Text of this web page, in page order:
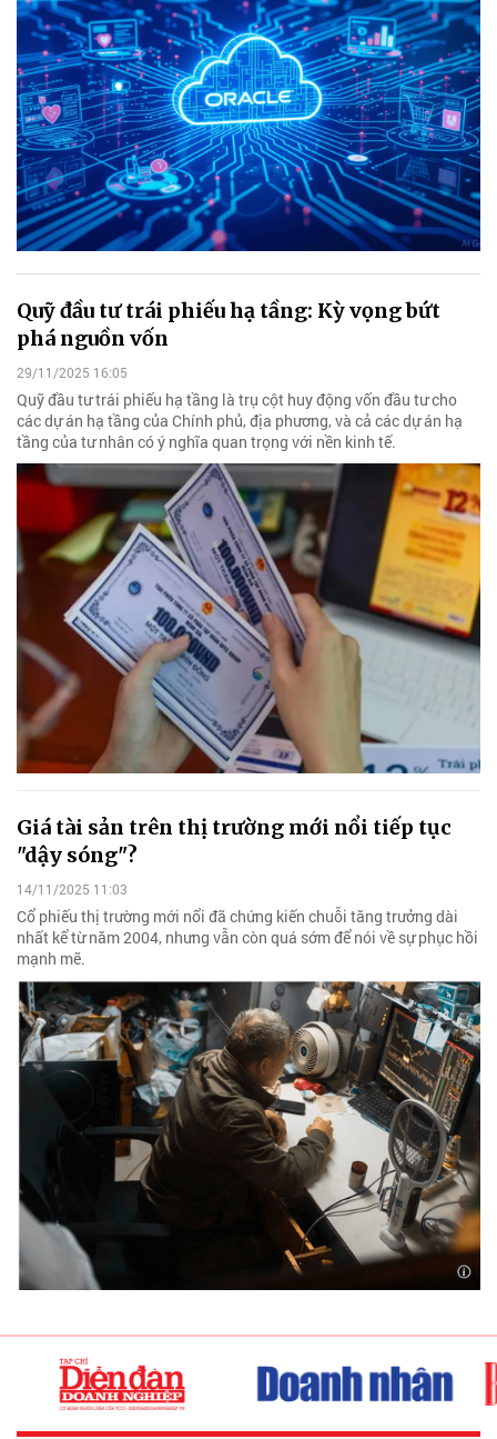
Quỹ đầu tư trái phiếu hạ tầng: Kỳ vọng bứt
phá nguồn vốn
29/11/2025 16:05
Quỹ đầu tư trái phiếu hạ tầng là trụ cột huy động vốn đầu tư cho
các dự án hạ tầng của Chính phủ, địa phương, và cả các dự án hạ
tầng của tư nhân có ý nghĩa quan trọng với nền kinh tế.
Giá tài sản trên thị trường mới nổi tiếp tục
"dậy sóng"?
14/11/2025 11:03
Cổ phiếu thị trường mới nổi đã chứng kiến ​​chuỗi tăng trưởng dài
nhất kể từ năm 2004, nhưng vẫn còn quá sớm để nói về sự phục hồi
mạnh mẽ.